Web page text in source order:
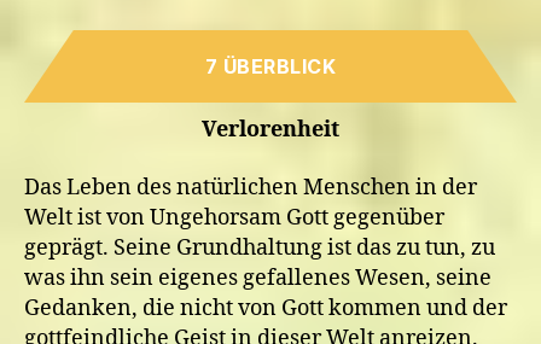
7 ÜBERBLICK
Verlorenheit
Das Leben des natürlichen Menschen in der
Welt ist von Ungehorsam Gott gegenüber
geprägt. Seine Grundhaltung ist das zu tun, zu
was ihn sein eigenes gefallenes Wesen, seine
Gedanken, die nicht von Gott kommen und der
gottfeindliche Geist in dieser Welt anreizen.